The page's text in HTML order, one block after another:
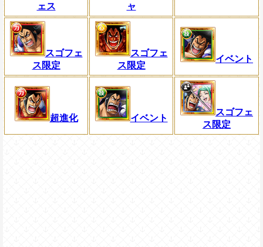
ェス
ャ
スゴフェ
ス限定
スゴフェ
ス限定
イベント
超進化 イベント
スゴフェ
ス限定